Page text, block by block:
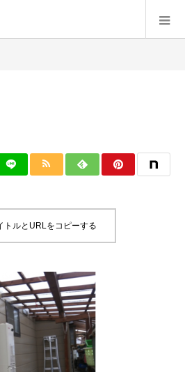
トルとURLをコピーする